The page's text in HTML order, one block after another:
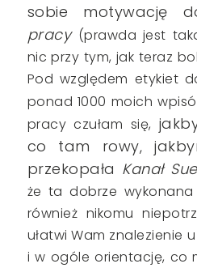
sobie motywację
pracy (prawda jest
nic przy tym, jak teraz
Pod względem etykiet
ponad 1000 moich
pracy czułam się,
co tam rowy,
przekopała Kanał
że ta dobrze
również nikomu
ułatwi Wam znalezienie
i w ogóle orientację, co